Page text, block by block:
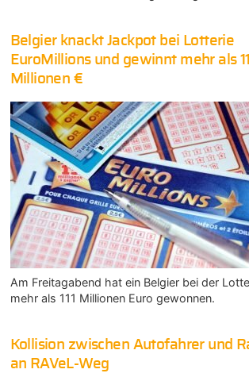
Belgier knackt Jackpot bei Lotterie
EuroMillions und gewinnt mehr als
Millionen €
Am Freitagabend hat ein Belgier bei der
mehr als 111 Millionen Euro gewonnen.
Kollision zwischen Autofahrer und
an RAVeL-Weg